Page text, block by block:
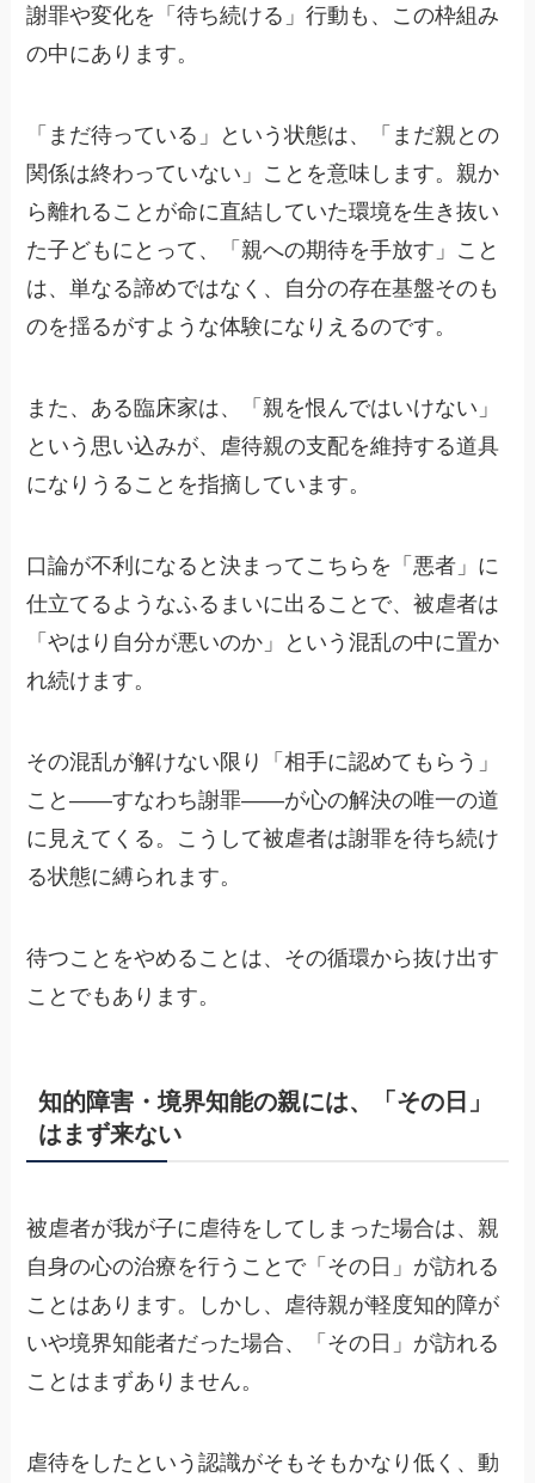
謝罪や変化を「待ち続ける」行動も、この枠組み
の中にあります。
「まだ待っている」という状態は、「まだ親との
関係は終わっていない」ことを意味します。親か
ら離れることが命に直結していた環境を生き抜い
た子どもにとって、「親への期待を手放す」こと
は、単なる諦めではなく、自分の存在基盤そのも
のを揺るがすような体験になりえるのです。
また、ある臨床家は、「親を恨んではいけない」
という思い込みが、虐待親の支配を維持する道具
になりうることを指摘しています。
口論が不利になると決まってこちらを「悪者」に
仕立てるようなふるまいに出ることで、被虐者は
「やはり自分が悪いのか」という混乱の中に置か
れ続けます。
その混乱が解けない限り「相手に認めてもらう」
こと——すなわち謝罪——が心の解決の唯一の道
に見えてくる。こうして被虐者は謝罪を待ち続け
る状態に縛られます。
待つことをやめることは、その循環から抜け出す
ことでもあります。
知的障害・境界知能の親には、「その日」
はまず来ない
被虐者が我が子に虐待をしてしまった場合は、親
自身の心の治療を行うことで「その日」が訪れる
ことはあります。しかし、虐待親が軽度知的障が
いや境界知能者だった場合、「その日」が訪れる
ことはまずありません。
虐待をしたという認識がそもそもかなり低く、動